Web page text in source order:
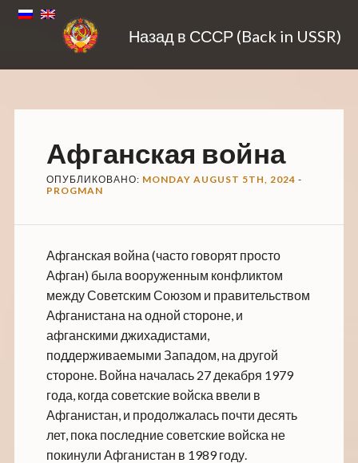
Назад в СССР (Back in USSR)
Афганская война
ОПУБЛИКОВАНО: MONDAY AUGUST 5TH, 2024 -
PROGMAN
Афганская война (часто говорят просто
Афган) была вооруженным конфликтом
между Советским Союзом и правительством
Афганистана на одной стороне, и
афганскими джихадистами,
поддерживаемыми Западом, на другой
стороне. Война началась 27 декабря 1979
года, когда советские войска ввели в
Афганистан, и продолжалась почти десять
лет, пока последние советские войска не
покинули Афганистан в 1989 году.